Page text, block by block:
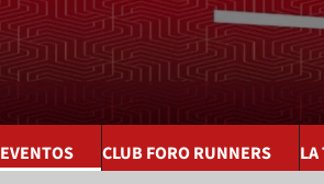
EVENTOS CLUB FORO RUNNERS LA